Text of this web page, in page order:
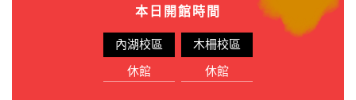
本日開館時間
內湖校區
休館
木柵校區
休館